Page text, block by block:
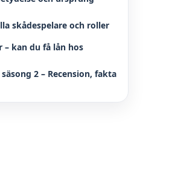
skådespelare och roller
– kan du få lån hos
2 – Recension, fakta